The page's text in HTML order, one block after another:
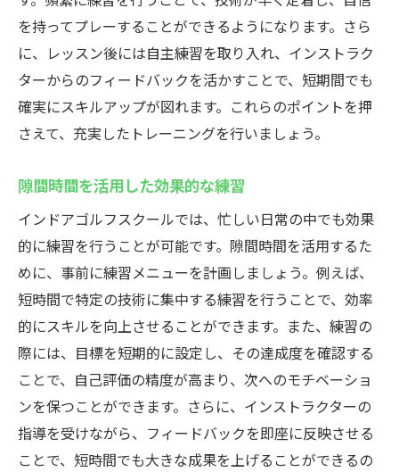
を持ってプレーすることができるようになります。さら
に、レッスン後には自主練習を取り入れ、インストラク
ターからのフィードバックを活かすことで、短期間でも
確実にスキルアップが図れます。これらのポイントを押
さえて、充実したトレーニングを行いましょう。
隙間時間を活用した効果的な練習
インドアゴルフスクールでは、忙しい日常の中でも効果
的に練習を行うことが可能です。隙間時間を活用するた
めに、事前に練習メニューを計画しましょう。例えば、
短時間で特定の技術に集中する練習を行うことで、効率
的にスキルを向上させることができます。また、練習の
際には、目標を短期的に設定し、その達成度を確認する
ことで、自己評価の精度が高まり、次へのモチベーショ
ンを保つことができます。さらに、インストラクターの
指導を受けながら、フィードバックを即座に反映させる
ことで、短時間でも大きな成果を上げることができるの